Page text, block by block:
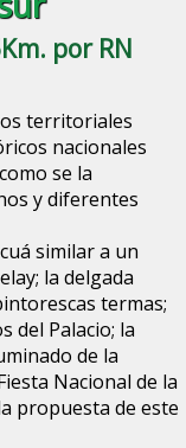
por RN
territoriales
nacionales
se la
y diferentes
similar a un
la delgada
termas;
del Palacio; la
de la
Nacional de la
propuesta de este